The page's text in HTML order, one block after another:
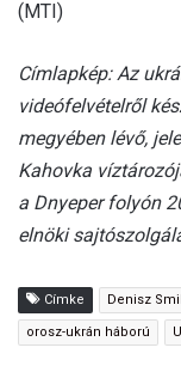
(MTI)
Címlapkép: Az
videófelvételről
megyében lévő,
Kahovka
a Dnyeper folyón
elnöki
Címke Denisz
orosz-ukrán háború